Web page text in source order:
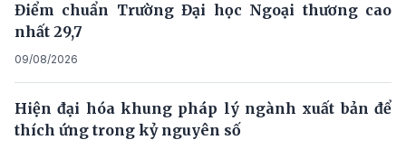
Điểm chuẩn Trường Đại học Ngoại thương cao
nhất 29,7
09/08/2026
Hiện đại hóa khung pháp lý ngành xuất bản để
thích ứng trong kỷ nguyên số